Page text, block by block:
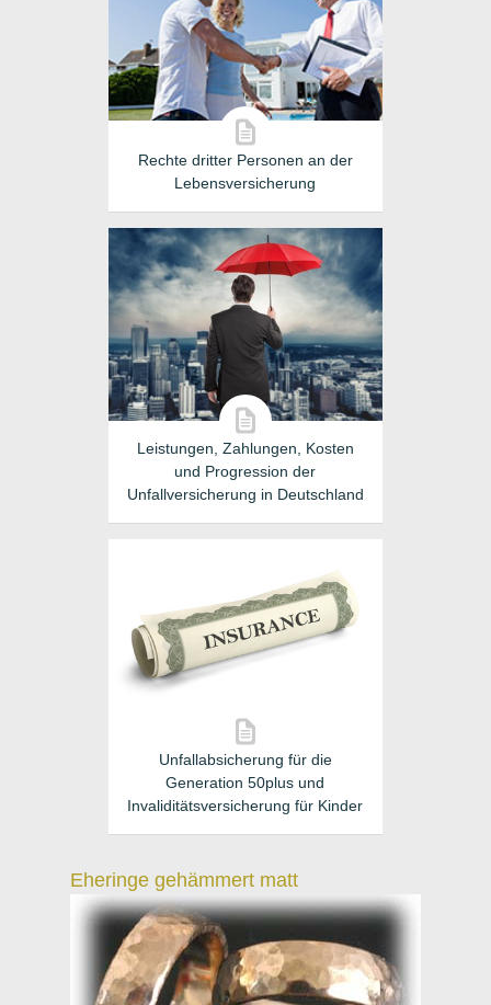
Rechte dritter Personen an der
Lebensversicherung
Leistungen, Zahlungen, Kosten
und Progression der
Unfallversicherung in Deutschland
Unfallabsicherung für die
Generation 50plus und
Invaliditätsversicherung für Kinder
Eheringe gehämmert matt